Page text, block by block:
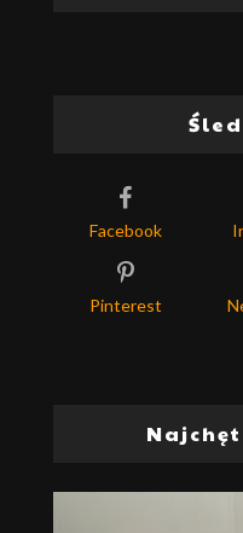
Facebook
Pinterest